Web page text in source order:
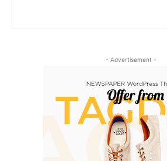
- Advertisement -